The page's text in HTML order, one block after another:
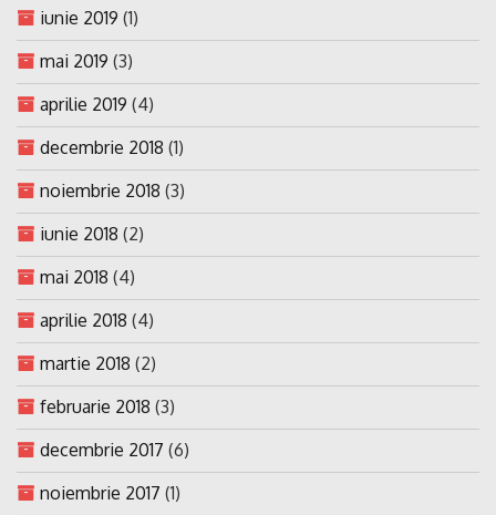
iunie 2019 (1)
mai 2019 (3)
aprilie 2019 (4)
decembrie 2018 (1)
noiembrie 2018 (3)
iunie 2018 (2)
mai 2018 (4)
aprilie 2018 (4)
martie 2018 (2)
februarie 2018 (3)
decembrie 2017 (6)
noiembrie 2017 (1)